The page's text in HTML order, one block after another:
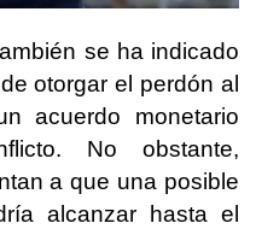
se ha indicado
otorgar el perdón al
acuerdo monetario
No obstante,
a que una posible
alcanzar hasta el